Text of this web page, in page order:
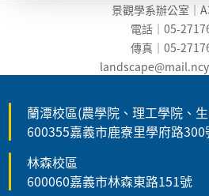
景觀學系辦公室｜
電話｜05-
傳真｜05-
蘭潭校區(農學院、理工學院、
600355嘉義市鹿寮里學府路300
林森校區
600060嘉義市林森東路151號